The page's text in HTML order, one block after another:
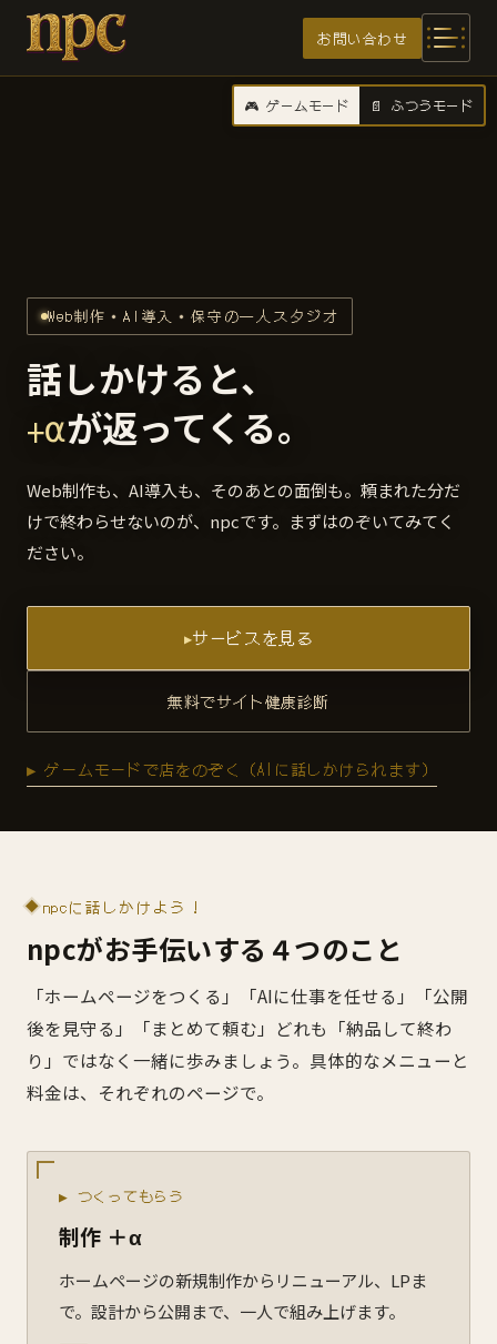
メインコンテンツへスキップ
お問い合わせ
🎮 ゲームモード 📄 ふつうモード
Web制作・AI導入・保守の一人スタジオ
話しかけると、
+αが返ってくる。
Web制作も、AI導入も、そのあとの面倒も。頼まれた分だ
けで終わらせないのが、npcです。まずはのぞいてみてく
ださい。
サービスを見る
無料でサイト健康診断
▶ ゲームモードで店をのぞく（AIに話しかけられます）
npcに話しかけよう！
npcがお手伝いする４つのこと
「ホームページをつくる」「AIに仕事を任せる」「公開
後を見守る」「まとめて頼む」どれも「納品して終わ
り」ではなく一緒に歩みましょう。具体的なメニューと
料金は、それぞれのページで。
▶ つくってもらう
制作 ＋α
ホームページの新規制作からリニューアル、LPま
で。設計から公開まで、一人で組み上げます。